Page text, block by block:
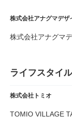
株式会社アナグマデザ
株式会社アナグマ
ライフスタイ
株式会社トミオ
TOMIO VILLAGE